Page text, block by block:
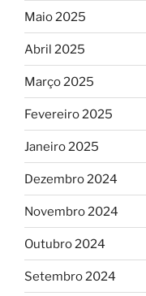
Maio 2025
Abril 2025
Março 2025
Fevereiro 2025
Janeiro 2025
Dezembro 2024
Novembro 2024
Outubro 2024
Setembro 2024